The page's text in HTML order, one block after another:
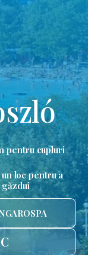
pentru cupluri
un loc pentru a
găzdui